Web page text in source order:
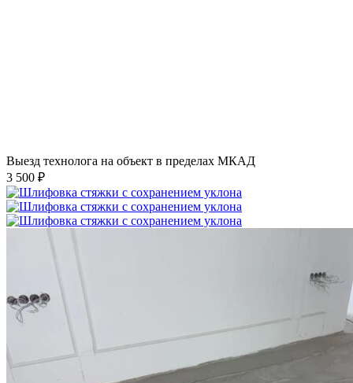
Выезд технолога на объект в пределах МКАД
3 500 ₽